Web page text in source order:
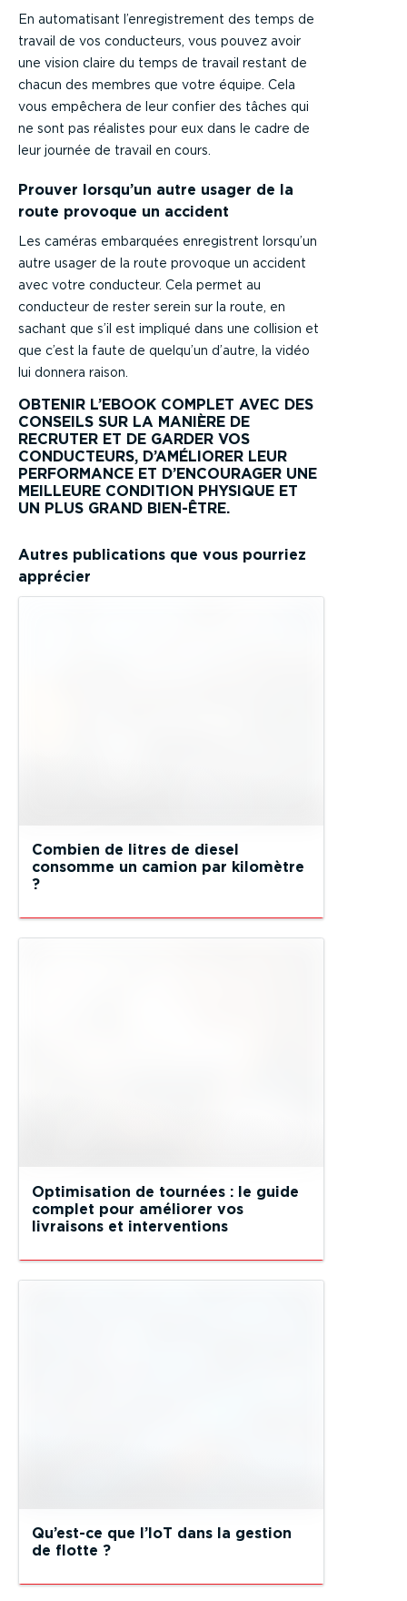
En automatisant l’enregistrement des temps de
travail de vos conducteurs, vous pouvez avoir
une vision claire du temps de travail restant de
chacun des membres que votre équipe. Cela
vous empêchera de leur confier des tâches qui
ne sont pas réalistes pour eux dans le cadre de
leur journée de travail en cours.
Prouver lorsqu’un autre usager de la
route provoque un accident
Les caméras embarquées enregistrent lorsqu’un
autre usager de la route provoque un accident
avec votre conducteur. Cela permet au
conducteur de rester serein sur la route, en
sachant que s’il est impliqué dans une collision et
que c’est la faute de quelqu’un d’autre, la vidéo
lui donnera raison.
OBTENIR L’EBOOK COMPLET AVEC DES
CONSEILS SUR LA MANIÈRE DE
RECRUTER ET DE GARDER VOS
CONDUCTEURS, D’AMÉLIORER LEUR
PERFORMANCE ET D’ENCOURAGER UNE
MEILLEURE CONDITION PHYSIQUE ET
UN PLUS GRAND BIEN-ÊTRE.
Autres publications que vous pourriez
apprécier
Combien de litres de diesel
consomme un camion par kilomètre
?
Optimisation de tournées : le guide
complet pour améliorer vos
livraisons et interventions
Qu’est-ce que l’IoT dans la gestion
de flotte ?